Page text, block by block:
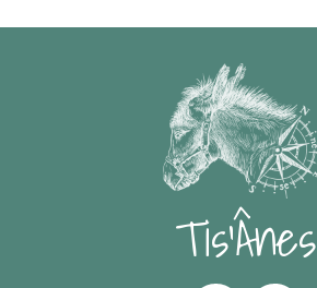
Tis'Ânes